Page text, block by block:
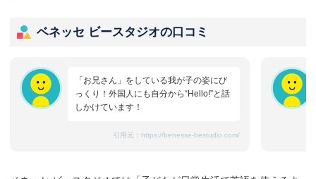
ベネッセ ビースタジオの口コミ
「お兄さん」をしている我が子の姿にび
っくり！外国人にも自分から“Hello!”と話
しかけています！
引用元： https://benesse-bestudio.com/